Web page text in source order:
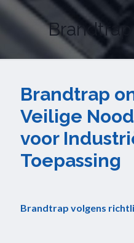
Brandtrap
Veilige
voor
Toepassing
Brandtrap volgens